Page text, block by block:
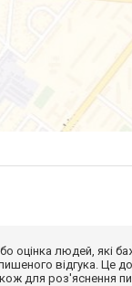
оцінка людей,
відгука. Це
для роз'яснення